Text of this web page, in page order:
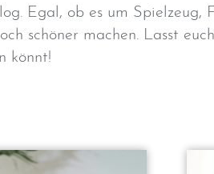
Egal, ob es um Spielzeug,
schöner machen. Lasst
könnt!